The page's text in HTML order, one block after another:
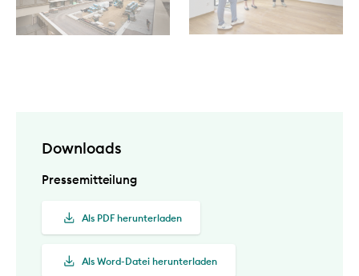
Downloads
Pressemitteilung
Als PDF herunterladen
Als Word-Datei herunterladen